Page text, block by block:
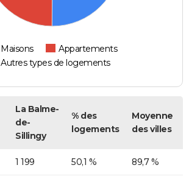
Maisons
Appartements
Autres types de logements
La Balme-
de-
Sillingy
% des
logements
Moyenne
des villes
1 199 50,1 % 89,7 %